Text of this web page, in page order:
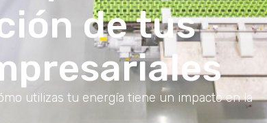
de tus
utilizas tu energía tiene un impacto en la